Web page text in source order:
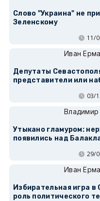
Слово "Украина" не
Зеленскому
11/
Иван
Депутаты
представители или
03/
Утыкано гламуром:
появились над
29/
Иван
Избирательная игра
роль политического